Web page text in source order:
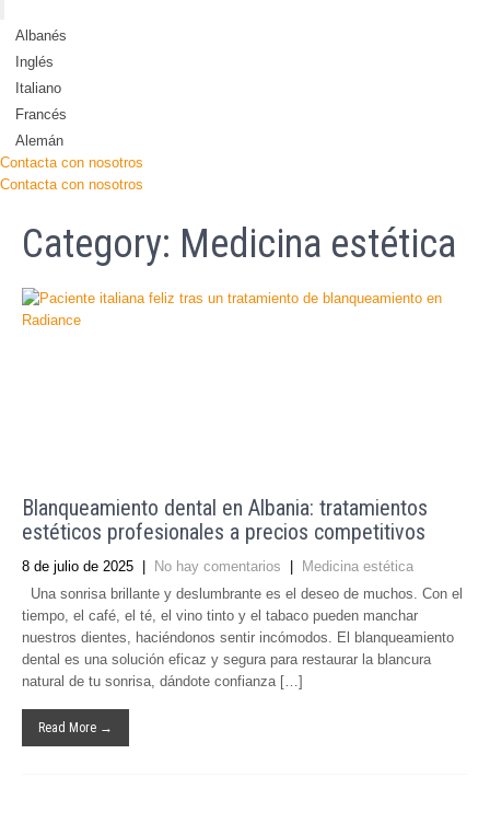
Albanés
Inglés
Italiano
Francés
Alemán
Contacta con nosotros
Contacta con nosotros
Category: Medicina estética
Blanqueamiento dental en Albania: tratamientos
estéticos profesionales a precios competitivos
8 de julio de 2025 | No hay comentarios | Medicina estética
Una sonrisa brillante y deslumbrante es el deseo de muchos. Con el
tiempo, el café, el té, el vino tinto y el tabaco pueden manchar
nuestros dientes, haciéndonos sentir incómodos. El blanqueamiento
dental es una solución eficaz y segura para restaurar la blancura
natural de tu sonrisa, dándote confianza […]
Read More →